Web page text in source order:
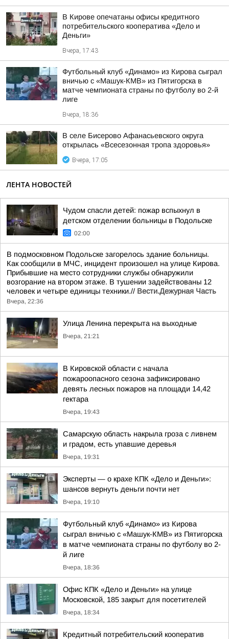
В Кирове опечатаны офисы кредитного
потребительского кооператива «Дело и
Деньги»
Вчера, 17:43
Футбольный клуб «Динамо» из Кирова сыграл
вничью с «Машук-КМВ» из Пятигорска в
матче чемпионата страны по футболу во 2-й
лиге
Вчера, 18:36
В селе Бисерово Афанасьевского округа
открылась «Всесезонная тропа здоровья»
Вчера, 17:05
ЛЕНТА НОВОСТЕЙ
Чудом спасли детей: пожар вспыхнул в
детском отделении больницы в Подольске
02:00
В подмосковном Подольске загорелось здание больницы.
Как сообщили в МЧС, инцидент произошел на улице Кирова.
Прибывшие на место сотрудники службы обнаружили
возгорание на втором этаже. В тушении задействованы 12
человек и четыре единицы техники.// Вести.Дежурная Часть
Вчера, 22:36
Улица Ленина перекрыта на выходные
Вчера, 21:21
В Кировской области с начала
пожароопасного сезона зафиксировано
девять лесных пожаров на площади 14,42
гектара
Вчера, 19:43
Самарскую область накрыла гроза с ливнем
и градом, есть упавшие деревья
Вчера, 19:31
Эксперты — о крахе КПК «Дело и Деньги»:
шансов вернуть деньги почти нет
Вчера, 19:10
Футбольный клуб «Динамо» из Кирова
сыграл вничью с «Машук-КМВ» из Пятигорска
в матче чемпионата страны по футболу во 2-
й лиге
Вчера, 18:36
Офис КПК «Дело и Деньги» на улице
Московской, 185 закрыт для посетителей
Вчера, 18:34
Кредитный потребительский кооператив